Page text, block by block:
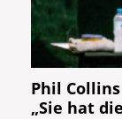
Phil
„Sie hat